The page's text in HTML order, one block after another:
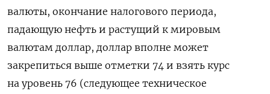
валюты, окончание налогового периода,
падающую нефть и растущий к мировым
валютам доллар, доллар вполне может
закрепиться выше отметки 74 и взять курс
на уровень 76 (следующее техническое